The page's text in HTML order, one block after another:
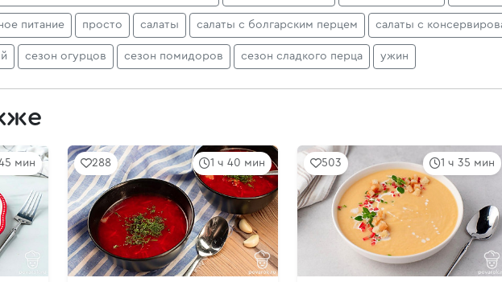
питание просто салаты салаты с болгарским перцем салаты с
сезон огурцов сезон помидоров сезон сладкого перца ужин
мин 1 ч 40 мин
288 1 ч 35 мин
503